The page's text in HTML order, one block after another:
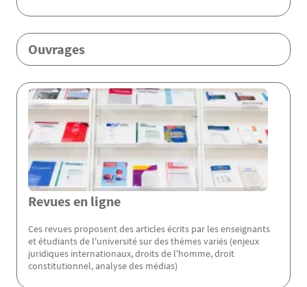
Ouvrages
Revues en ligne
Ces revues proposent des articles écrits par les enseignants
et étudiants de l'université sur des thèmes variés (enjeux
juridiques internationaux, droits de l'homme, droit
constitutionnel, analyse des médias)